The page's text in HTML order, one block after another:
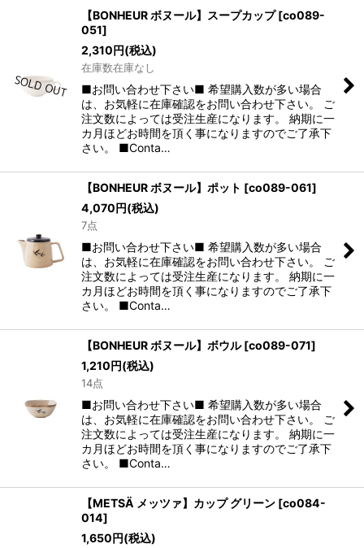
【BONHEUR ボヌール】スープカップ [co089-
051]
2,310円(税込)
在庫数在庫なし
■お問い合わせ下さい■ 希望購入数が多い場合
は、お気軽に在庫確認をお問い合わせ下さい。 ご
注文数によっては受注生産になります。 納期に一
カ月ほどお時間を頂く事になりますのでご了承下
さい。 ■Conta…
【BONHEUR ボヌール】ポット [co089-061]
4,070円(税込)
7点
■お問い合わせ下さい■ 希望購入数が多い場合
は、お気軽に在庫確認をお問い合わせ下さい。 ご
注文数によっては受注生産になります。 納期に一
カ月ほどお時間を頂く事になりますのでご了承下
さい。 ■Conta…
【BONHEUR ボヌール】ボウル [co089-071]
1,210円(税込)
14点
■お問い合わせ下さい■ 希望購入数が多い場合
は、お気軽に在庫確認をお問い合わせ下さい。 ご
注文数によっては受注生産になります。 納期に一
カ月ほどお時間を頂く事になりますのでご了承下
さい。 ■Conta…
【METSÄ メッツァ】カップ グリーン [co084-
014]
1,650円(税込)